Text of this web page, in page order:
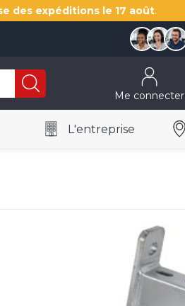
des expéditions le 17 août.
Me connecter
L'entreprise